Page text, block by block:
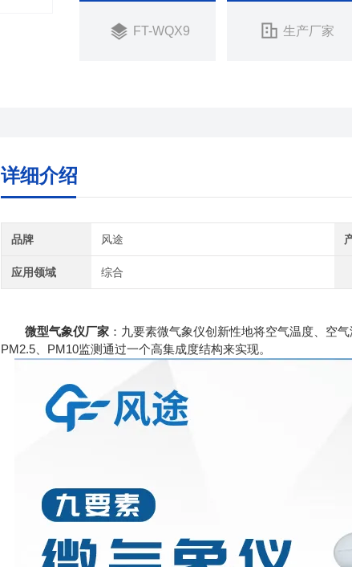
FT-WQX9 生产厂家
详细介绍
品牌 风途
应用领域 综合
微型气象仪厂家：九要素微气象仪创新性地将空气温度、空
PM2.5、PM10监测通过一个高集成度结构来实现。